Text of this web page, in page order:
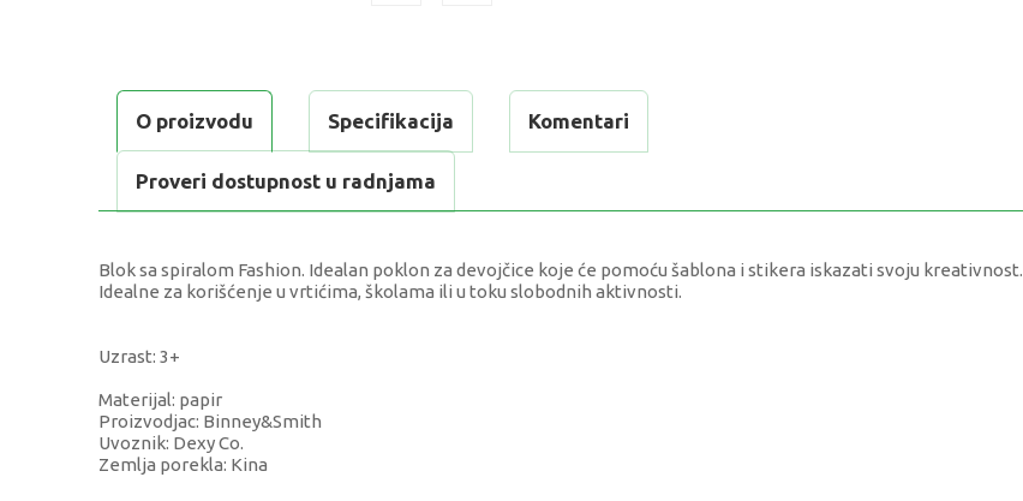
O proizvodu Specifikacija Komentari
Proveri dostupnost u radnjama
Blok sa spiralom Fashion. Idealan poklon za devojčice koje će pomoću šablona i stikera iskazati svoju kreativnost.
Idealne za korišćenje u vrtićima, školama ili u toku slobodnih aktivnosti.
Uzrast: 3+
Materijal: papir
Proizvodjac: Binney&Smith
Uvoznik: Dexy Co.
Zemlja porekla: Kina